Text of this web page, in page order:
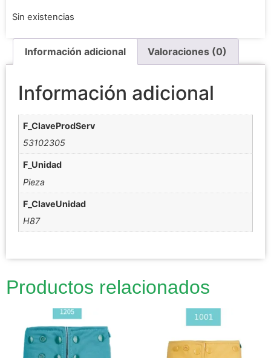
Sin existencias
Información adicional Valoraciones (0)
Información adicional
F_ClaveProdServ
53102305
F_Unidad
Pieza
F_ClaveUnidad
H87
Productos relacionados